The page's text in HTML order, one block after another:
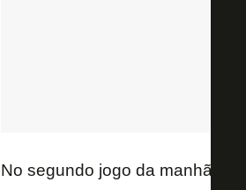
No segundo jogo da manhã, o